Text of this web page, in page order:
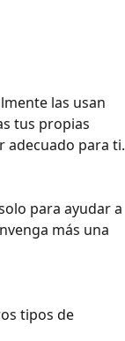
las usan
tus propias
adecuado para ti.
para ayudar a
más una
tipos de